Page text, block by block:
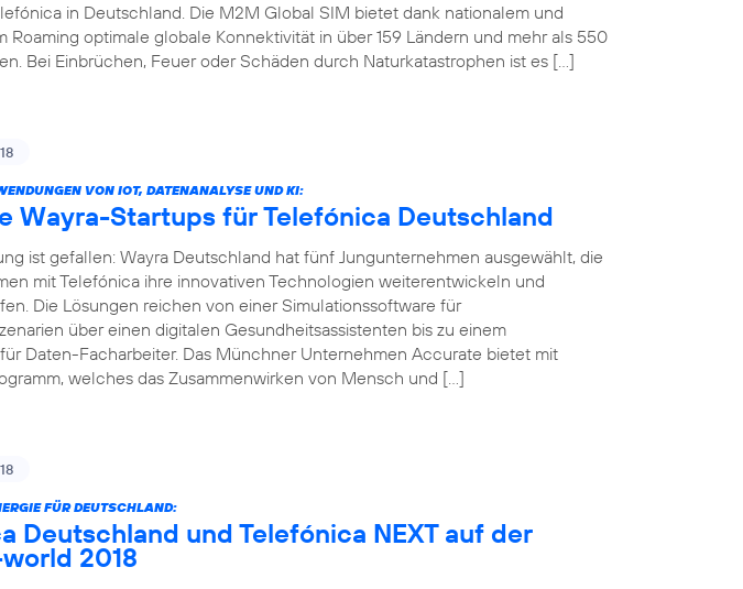
in Deutschland. Die M2M Global SIM bietet dank nationalem und
Roaming optimale globale Konnektivität in über 159 Ländern und mehr als 550
Bei Einbrüchen, Feuer oder Schäden durch Naturkatastrophen ist es […]
VON IOT, DATENANALYSE UND KI:
Wayra-Startups für Telefónica Deutschland
ist gefallen: Wayra Deutschland hat fünf Jungunternehmen ausgewählt, die
mit Telefónica ihre innovativen Technologien weiterentwickeln und
Die Lösungen reichen von einer Simulationssoftware für
über einen digitalen Gesundheitsassistenten bis zu einem
Daten-Facharbeiter. Das Münchner Unternehmen Accurate bietet mit
welches das Zusammenwirken von Mensch und […]
FÜR DEUTSCHLAND:
Deutschland und Telefónica NEXT auf der
2018